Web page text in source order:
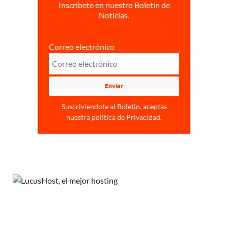
Inscríbete en nuestro Boletín de
Noticias.
Correo electrónico
Suscriviendote al Boletin, aceptas
nuestra politica de Privacidad.